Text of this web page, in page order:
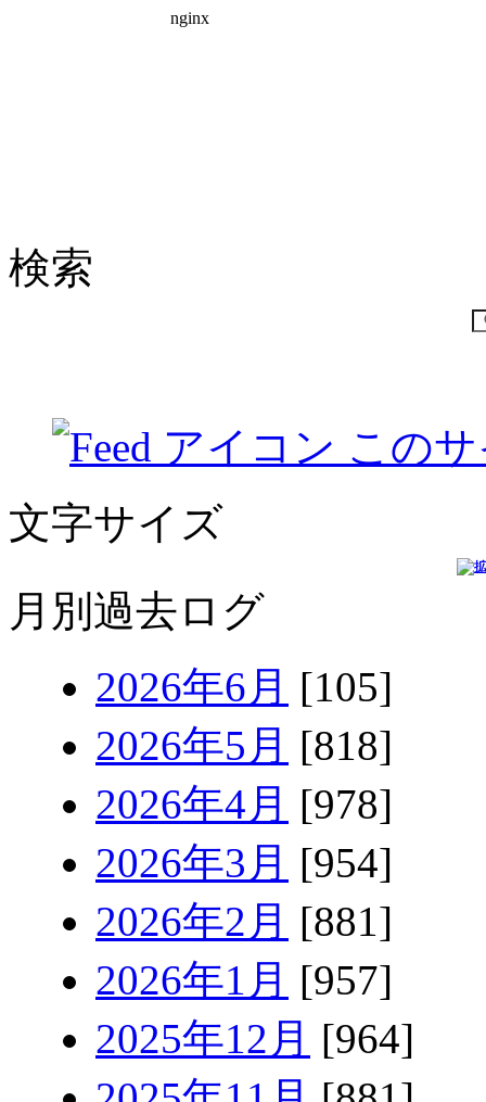
検索
この
文字サイズ
月別過去ログ
2026年6月 [105]
2026年5月 [818]
2026年4月 [978]
2026年3月 [954]
2026年2月 [881]
2026年1月 [957]
2025年12月 [964]